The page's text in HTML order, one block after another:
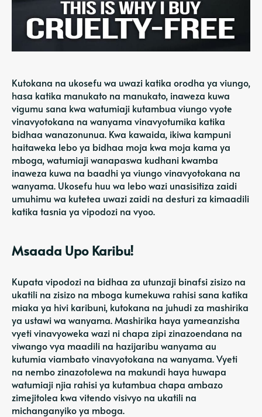
Kutokana na ukosefu wa uwazi katika orodha ya viungo,
hasa katika manukato na manukato, inaweza kuwa
vigumu sana kwa watumiaji kutambua viungo vyote
vinavyotokana na wanyama vinavyotumika katika
bidhaa wanazonunua. Kwa kawaida, ikiwa kampuni
haitaweka lebo ya bidhaa moja kwa moja kama ya
mboga, watumiaji wanapaswa kudhani kwamba
inaweza kuwa na baadhi ya viungo vinavyotokana na
wanyama. Ukosefu huu wa lebo wazi unasisitiza zaidi
umuhimu wa kutetea uwazi zaidi na desturi za kimaadili
katika tasnia ya vipodozi na vyoo.
Msaada Upo Karibu!
Kupata vipodozi na bidhaa za utunzaji binafsi zisizo na
ukatili na zisizo na mboga kumekuwa rahisi sana katika
miaka ya hivi karibuni, kutokana na juhudi za mashirika
ya ustawi wa wanyama. Mashirika haya yameanzisha
vyeti vinavyoweka wazi ni chapa zipi zinazoendana na
viwango vya maadili na hazijaribu wanyama au
kutumia viambato vinavyotokana na wanyama. Vyeti
na nembo zinazotolewa na makundi haya huwapa
watumiaji njia rahisi ya kutambua chapa ambazo
zimejitolea kwa vitendo visivyo na ukatili na
michanganyiko ya mboga.